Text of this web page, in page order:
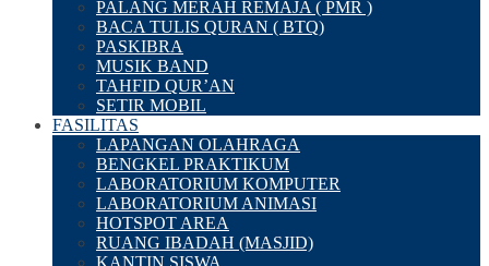
PALANG MERAH REMAJA ( PMR )
BACA TULIS QURAN ( BTQ)
PASKIBRA
MUSIK BAND
TAHFID QUR’AN
SETIR MOBIL
FASILITAS
LAPANGAN OLAHRAGA
BENGKEL PRAKTIKUM
LABORATORIUM KOMPUTER
LABORATORIUM ANIMASI
HOTSPOT AREA
RUANG IBADAH (MASJID)
KANTIN SISWA